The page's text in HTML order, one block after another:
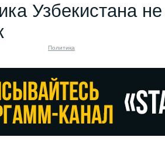
Узбекистана
Политика